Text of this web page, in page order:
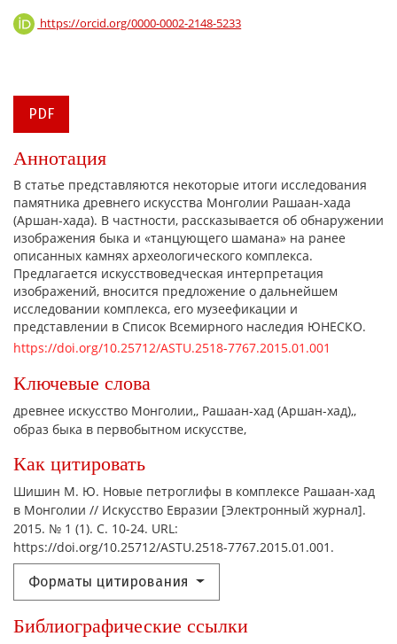
https://orcid.org/0000-0002-2148-5233
PDF
Ключевые слова
древнее искусство Монголии, Рашаан-хад (Аршан-хад),
образ быка в первобытном искусстве,
Как цитировать
Шишин М. Ю. Новые петроглифы в комплексе Рашаан-хад
в Монголии // Искусство Евразии [Электронный журнал].
2015. № 1 (1). С. 10-24. URL:
https://doi.org/10.25712/ASTU.2518-7767.2015.01.001.
Форматы цитирования
Аннотация
В статье представляются некоторые итоги исследования
памятника древнего искусства Монголии Рашаан-хада
(Аршан-хада). В частности, рассказывается об обнаружении
изображения быка и «танцующего шамана» на ранее
описанных камнях археологического комплекса.
Предлагается искусствоведческая интерпретация
изображений, вносится предложение о дальнейшем
исследовании комплекса, его музеефикации и
представлении в Список Всемирного наследия ЮНЕСКО.
https://doi.org/10.25712/ASTU.2518-7767.2015.01.001
Библиографические ссылки